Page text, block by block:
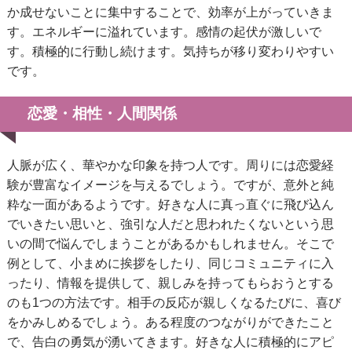
か成せないことに集中することで、効率が上がっていきま
す。エネルギーに溢れています。感情の起伏が激しいで
す。積極的に行動し続けます。気持ちが移り変わりやすい
です。
恋愛・相性・人間関係
人脈が広く、華やかな印象を持つ人です。周りには恋愛経
験が豊富なイメージを与えるでしょう。ですが、意外と純
粋な一面があるようです。好きな人に真っ直ぐに飛び込ん
でいきたい思いと、強引な人だと思われたくないという思
いの間で悩んでしまうことがあるかもしれません。そこで
例として、小まめに挨拶をしたり、同じコミュニティに入
ったり、情報を提供して、親しみを持ってもらおうとする
のも1つの方法です。相手の反応が親しくなるたびに、喜び
をかみしめるでしょう。ある程度のつながりができたこと
で、告白の勇気が湧いてきます。好きな人に積極的にアピ